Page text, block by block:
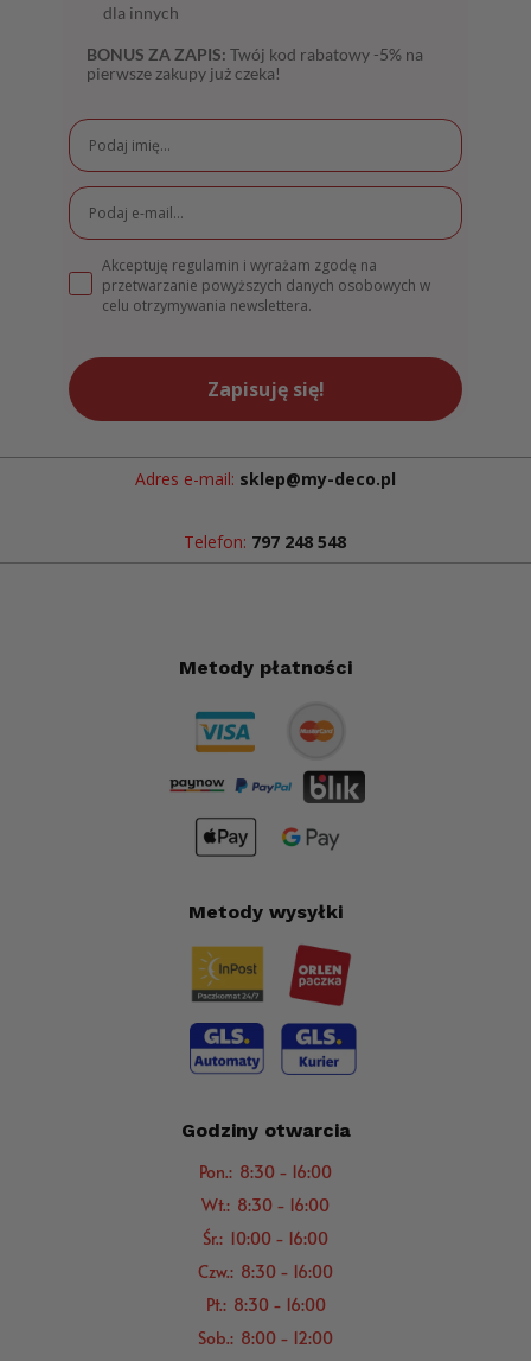
dla innych
BONUS ZA ZAPIS: Twój kod rabatowy -5% na
pierwsze zakupy już czeka!
Akceptuję regulamin i wyrażam zgodę na
przetwarzanie powyższych danych osobowych w
celu otrzymywania newslettera.
Zapisuję się!
Adres e-mail: sklep@my-deco.pl
Telefon: 797 248 548
Metody płatności
Metody wysyłki
Godziny otwarcia
Pon.: 8:30 - 16:00
Wt.: 8:30 - 16:00
Śr.: 10:00 - 16:00
Czw.: 8:30 - 16:00
Pt.: 8:30 - 16:00
Sob.: 8:00 - 12:00